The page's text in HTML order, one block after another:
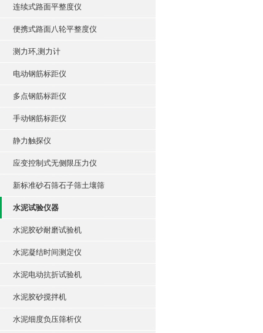
连续式路面平整度仪
便携式路面八轮平整度仪
测力环,测力计
电动钢筋标距仪
多点钢筋标距仪
手动钢筋标距仪
静力触探仪
应变控制式无侧限压力仪
新标准砂石筛石子筛土壤筛
水泥试验仪器
水泥胶砂耐磨试验机
水泥凝结时间测定仪
水泥电动抗折试验机
水泥胶砂搅拌机
水泥细度负压筛析仪